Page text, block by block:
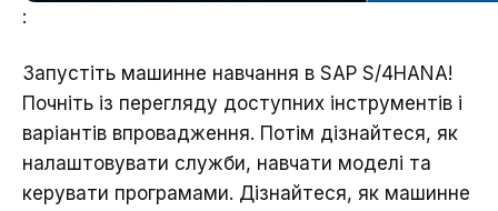
:
Запустіть машинне навчання в SAP S/4HANA!
Почніть із перегляду доступних інструментів і
варіантів впровадження. Потім дізнайтеся, як
налаштовувати служби, навчати моделі та
керувати програмами. Дізнайтеся, як машинне